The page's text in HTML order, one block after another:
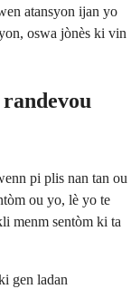
atansyon ijan yo
oswa jònès ki vin
pi plis nan tan ou
ou yo, lè yo te
menm sentòm ki ta
gen ladan